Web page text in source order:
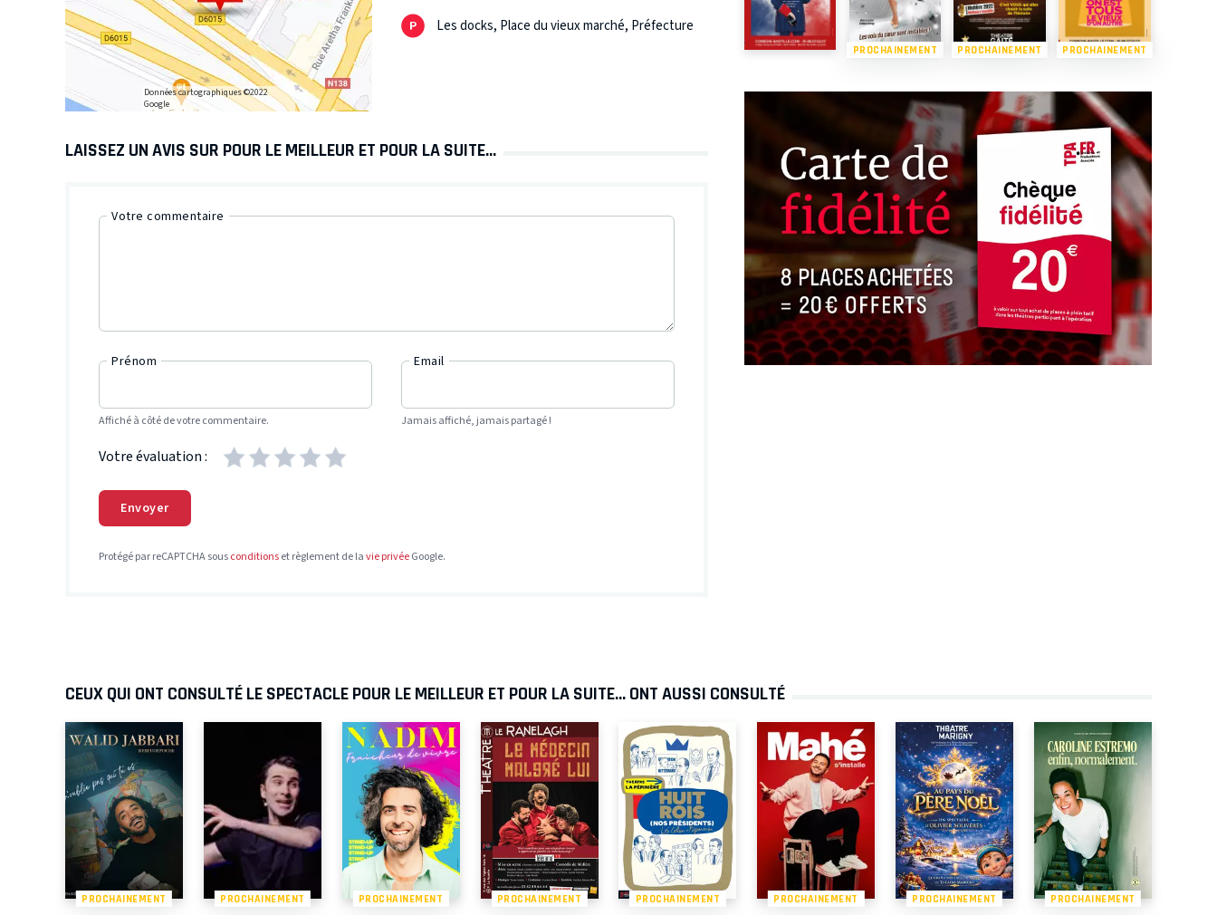
Données cartographiques ©2022
Google
Les docks, Place du vieux marché, Préfecture
LAISSEZ UN AVIS SUR POUR LE MEILLEUR ET POUR LA SUITE...
Votre commentaire
Prénom
Affiché à côté de votre commentaire.
Email
Jamais affiché, jamais partagé !
Votre évaluation :
Envoyer
Protégé par reCAPTCHA sousconditionset règlement de lavie privéeGoogle.
PROCHAINEMENT PROCHAINEMENT PROCHAINEMENT
CEUX QUI ONT CONSULTÉ LE SPECTACLE POUR LE MEILLEUR ET POUR LA SUITE... ONT AUSSI CONSULTÉ
PROCHAINEMENT PROCHAINEMENT PROCHAINEMENT PROCHAINEMENT PROCHAINEMENT PROCHAINEMENT PROCHAINEMENT PROCHAINEMENT